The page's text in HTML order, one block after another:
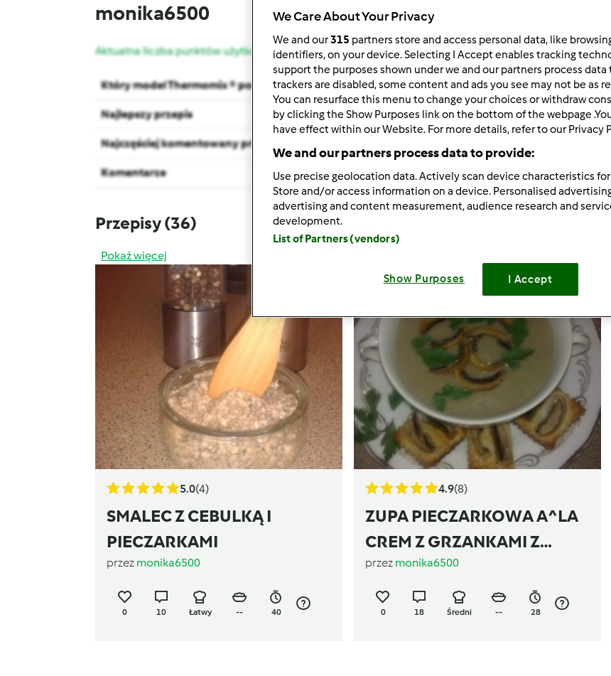
monika6500
Aktualna liczba punktów użytkownika: 7377
Który model Thermomix ® posiadasz? Thermomix ®
Najlepszy przepis ŚWIĄTECZNE
Najczęściej komentowany przepis
Komentarze 409
Przepisy(36)
Pokaż więcej
Dodaj
5.0(4)
SMALEC Z CEBULKĄ I
PIECZARKAMI
przez monika6500
0 10 Łatwy -- 40
4.9(8)
ZUPA PIECZARKOWA A^LA
CREM Z GRZANKAMI Z
CIASTA FRANCUSKIEGO
przez monika6500
0 18 Średni -- 28
We Care About Your Privacy
We and our315 partners store and access personal data, like
identifiers, on your device. Selecting I Accept enables tracking
support the purposes shown under we and our partners process data
trackers are disabled, some content and ads you see may not be as
You can resurface this menu to change your choices or withdraw
by clicking the Show Purposes link on the bottom of the webpage
have effect within our Website. For more details, refer to our Privacy
We and our partners process data to provide:
Use precise geolocation data. Actively scan device characteristics
Store and/or access information on a device. Personalised
advertising and content measurement, audience research and
development.
List of Partners (vendors)
Show Purposes I Accept